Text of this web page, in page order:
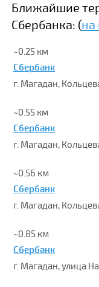
Ближайшие
Сбербанка: (на
~0.25 км
Сбербанк
г. Магадан,
~0.55 км
Сбербанк
г. Магадан,
~0.56 км
Сбербанк
г. Магадан,
~0.85 км
Сбербанк
г. Магадан, улица